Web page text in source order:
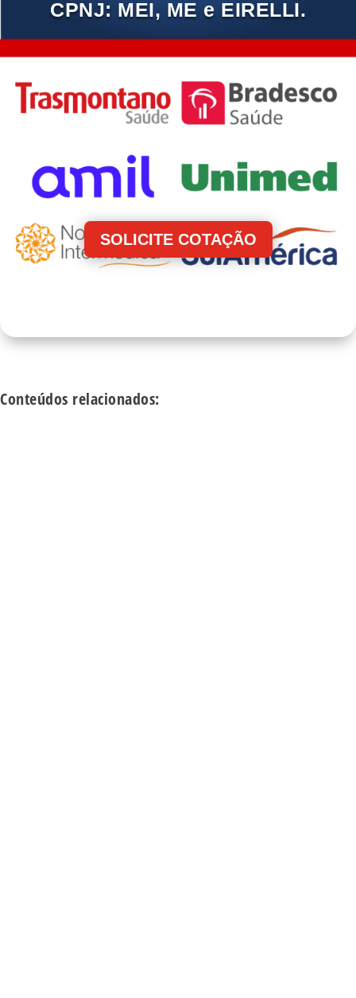
CPNJ: MEI, ME e EIRELLI.
SOLICITE COTAÇÃO
Conteúdos relacionados: